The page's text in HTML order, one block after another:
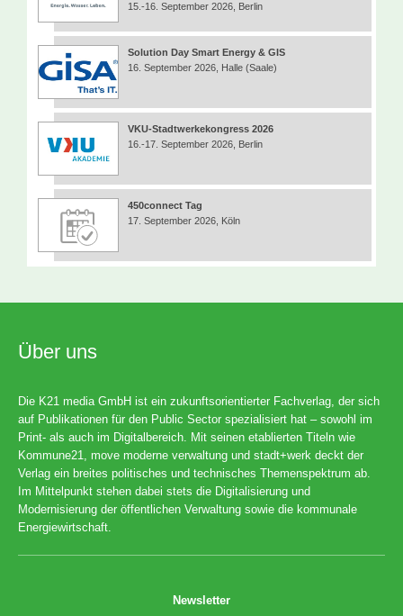
15.-16. September 2026, Berlin
Solution Day Smart Energy & GIS
16. September 2026, Halle (Saale)
VKU-Stadtwerkekongress 2026
16.-17. September 2026, Berlin
450connect Tag
17. September 2026, Köln
Über uns
Die K21 media GmbH ist ein zukunftsorientierter Fachverlag, der sich
auf Publikationen für den Public Sector spezialisiert hat – sowohl im
Print- als auch im Digitalbereich. Mit seinen etablierten Titeln wie
Kommune21, move moderne verwaltung und stadt+werk deckt der
Verlag ein breites politisches und technisches Themenspektrum ab.
Im Mittelpunkt stehen dabei stets die Digitalisierung und
Modernisierung der öffentlichen Verwaltung sowie die kommunale
Energiewirtschaft.
Newsletter